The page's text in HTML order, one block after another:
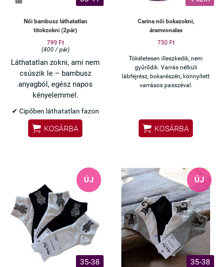
Női bambusz láthatatlan
titokzokni (2pár)
799 Ft
(400 / pár)
Láthatatlan zokni, ami nem
csúszik le – bambusz
anyagból, egész napos
kényelemmel.
✔ Cipőben láthatatlan fazon
✔ Szilikonos sarok – nem
csúszik le
✔ 2 pár (fehér + fekete)
Ha eleged van a lecsúszó
titokzoknikból, ez a megoldás.
 KOSÁRBA
Carina női bokazokni,
áramvonalas
750 Ft
Tökéletesen illeszkedik, nem
gyűrődik. Varrás nélküli
lábfejrész, bokarészén, könnyített
varrásos passzéval.
 KOSÁRBA
ÚJ
35-38
ÚJ
35-38